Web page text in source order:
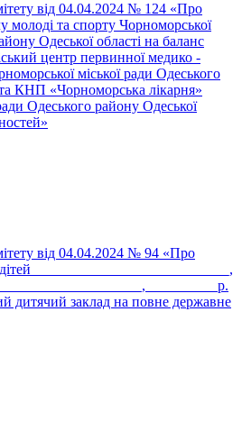
від 04.04.2024 № 124 «Про
молоді та спорту Чорноморської
Одеської області на баланс
центр первинної медико -
міської ради Одеського
КНП «Чорноморська лікарня»
Одеського району Одеської
від 04.04.2024 № 94 «Про
___________________________,
_________ р.
дитячий заклад на повне державне